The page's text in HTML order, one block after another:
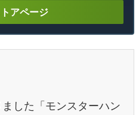
アページ
した「モンスターハン